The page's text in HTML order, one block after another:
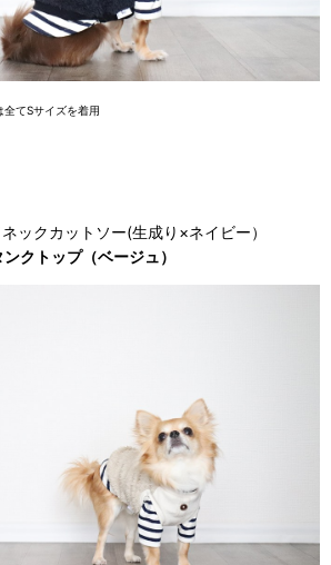
てSサイズを着用
ックカットソー(生成り×ネイビー）
クトップ（ベージュ）